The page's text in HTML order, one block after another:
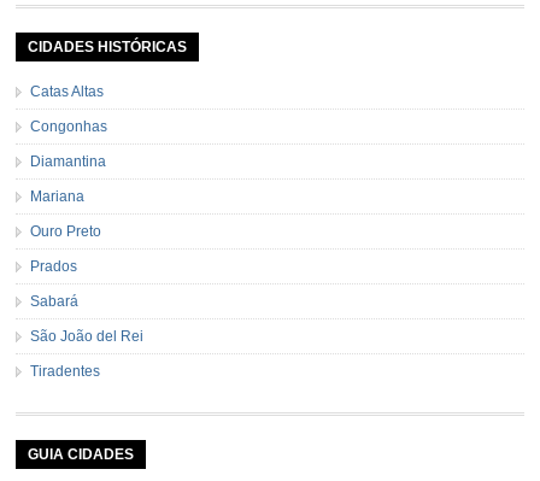
pele e sem sementes 1 pitada de noz moscada Salsa e cebolinha Pimenta
CIDADES HISTÓRICAS
Catas Altas
Congonhas
Diamantina
Mariana
Ouro Preto
Prados
Sabará
São João del Rei
Tiradentes
GUIA CIDADES